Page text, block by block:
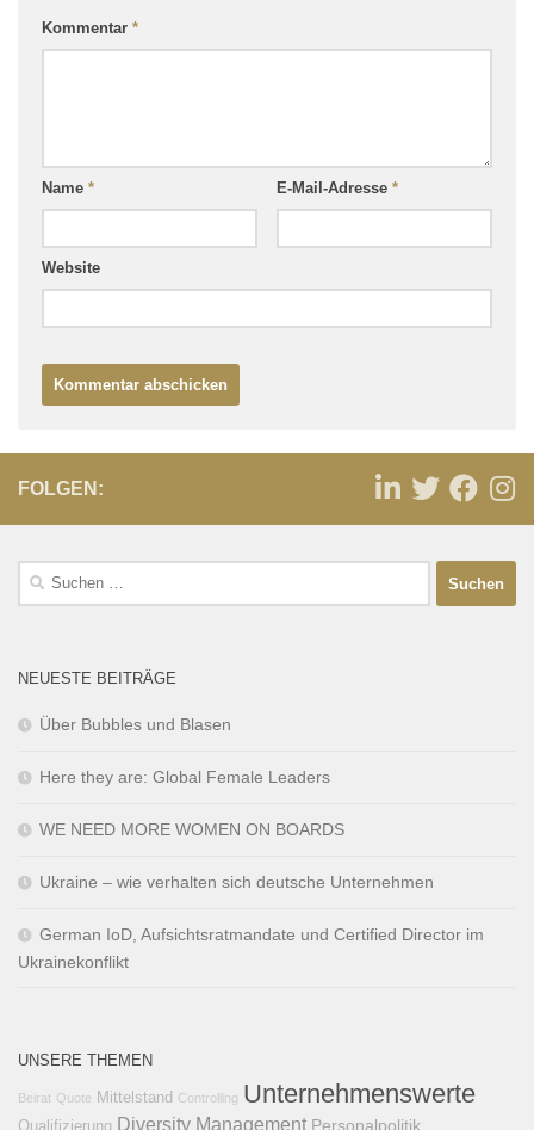
Kommentar *
Name * E-Mail-Adresse *
Website
FOLGEN:
NEUESTE BEITRÄGE
Über Bubbles und Blasen
Here they are: Global Female Leaders
WE NEED MORE WOMEN ON BOARDS
Ukraine – wie verhalten sich deutsche Unternehmen
German IoD, Aufsichtsratmandate und Certified Director im
Ukrainekonflikt
UNSERE THEMEN
Beirat Quote Mittelstand Controlling Unternehmenswerte
Qualifizierung Diversity Management Personalpolitik